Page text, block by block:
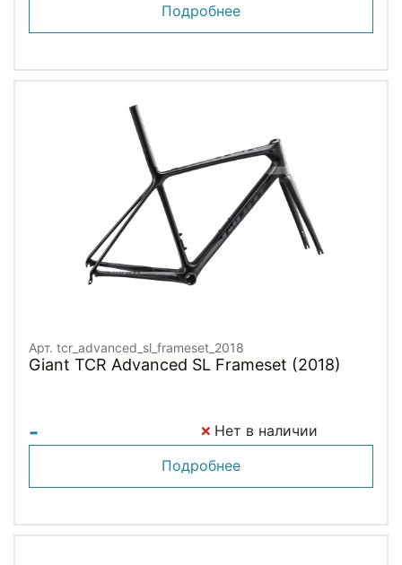
Подробнее
Арт. tcr_advanced_sl_frameset_2018
Giant TCR Advanced SL Frameset (2018)
-
Нет в наличии
Подробнее